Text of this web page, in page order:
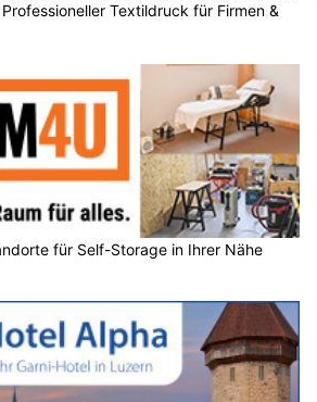
Textildruck für Firmen &
für Self-Storage in Ihrer Nähe